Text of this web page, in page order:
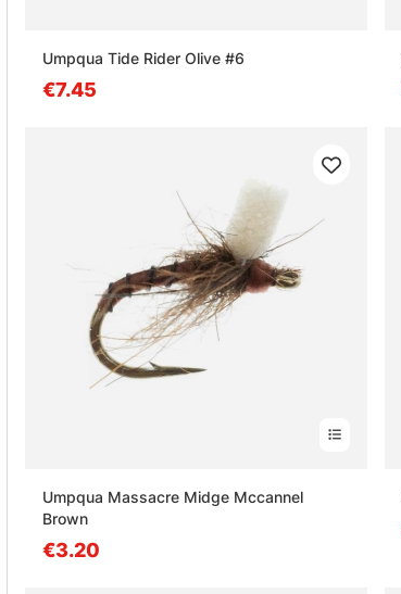
Umpqua Tide Rider Olive #6
€7.45
Umpqua Massacre Midge Mccannel
Brown
€3.20